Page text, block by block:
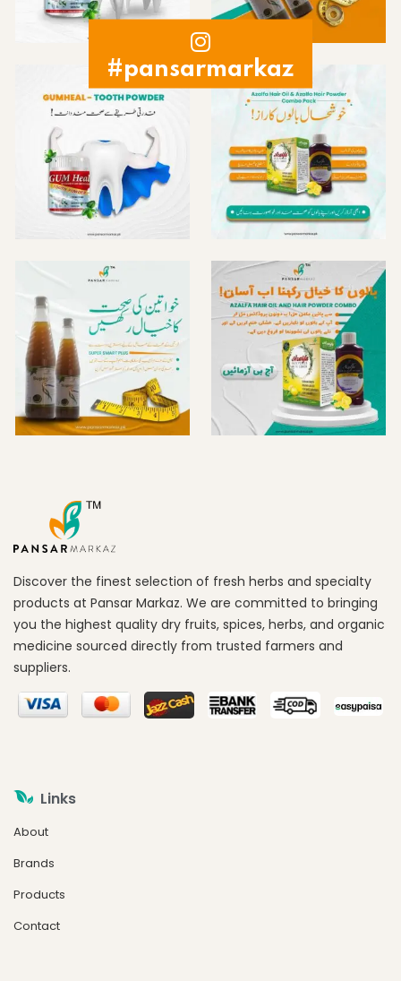
#pansarmarkaz
Discover the finest selection of fresh herbs and specialty
products at Pansar Markaz. We are committed to bringing
you the highest quality dry fruits, spices, herbs, and organic
medicine sourced directly from trusted farmers and
suppliers.
Links
About
Brands
Products
Contact